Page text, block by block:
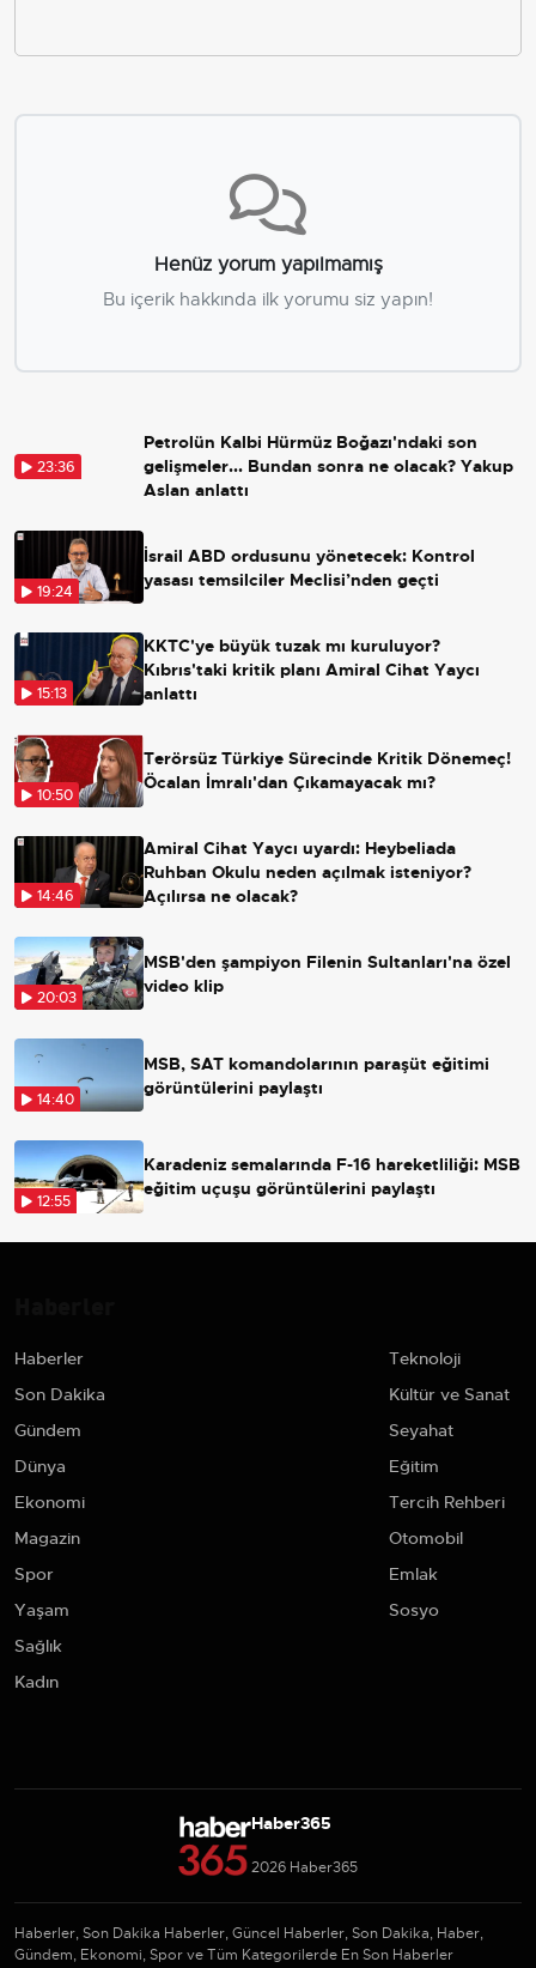
Henüz yorum yapılmamış
Bu içerik hakkında ilk yorumu siz yapın!
23:36
Petrolün Kalbi Hürmüz Boğazı'ndaki son
gelişmeler... Bundan sonra ne olacak? Yakup
Aslan anlattı
19:24
İsrail ABD ordusunu yönetecek: Kontrol
yasası temsilciler Meclisi’nden geçti
15:13
KKTC'ye büyük tuzak mı kuruluyor?
Kıbrıs'taki kritik planı Amiral Cihat Yaycı
anlattı
10:50
Terörsüz Türkiye Sürecinde Kritik Dönemeç!
Öcalan İmralı'dan Çıkamayacak mı?
14:46
Amiral Cihat Yaycı uyardı: Heybeliada
Ruhban Okulu neden açılmak isteniyor?
Açılırsa ne olacak?
20:03
MSB'den şampiyon Filenin Sultanları'na özel
video klip
14:40
MSB, SAT komandolarının paraşüt eğitimi
görüntülerini paylaştı
12:55
Karadeniz semalarında F-16 hareketliliği: MSB
eğitim uçuşu görüntülerini paylaştı
Haberler
Son Dakika
Gündem
Dünya
Ekonomi
Magazin
Spor
Yaşam
Sağlık
Kadın
Teknoloji
Kültür ve Sanat
Seyahat
Eğitim
Tercih Rehberi
Otomobil
Emlak
Sosyo
Haber365
2026 Haber365
Haberler, Son Dakika Haberler, Güncel Haberler, Son Dakika, Haber,
Gündem, Ekonomi, Spor ve Tüm Kategorilerde En Son Haberler